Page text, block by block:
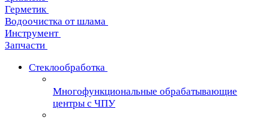
Герметик
Водоочистка от шлама
Инструмент
Запчасти
Стеклообработка
Многофункциональные обрабатывающие
центры с ЧПУ